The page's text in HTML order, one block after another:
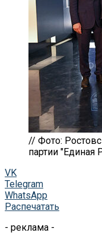
// Фото:
партии "Единая
VK
Telegram
WhatsApp
Распечатать
- реклама -